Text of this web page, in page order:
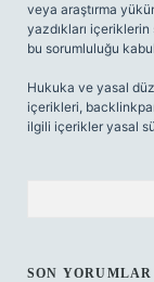
veya araştırma
yazdıkları
bu sorumluluğu
Hukuka ve yasal
içerikleri,
ilgili içerikler yasal
SON YORUMLAR